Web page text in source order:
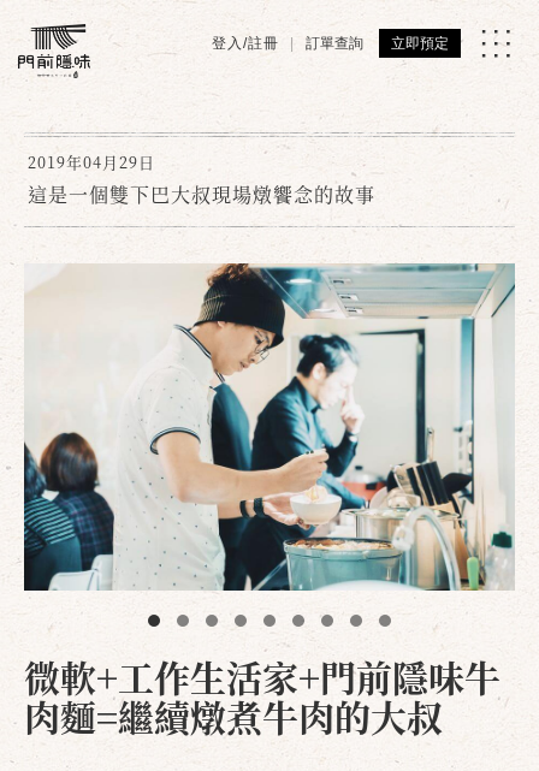
登入/註冊 訂單查詢 立即預定
2019年04月29日
這是一個雙下巴大叔現場燉饗念的故事
微軟+工作生活家+門前隱味牛
肉麵=繼續燉煮牛肉的大叔